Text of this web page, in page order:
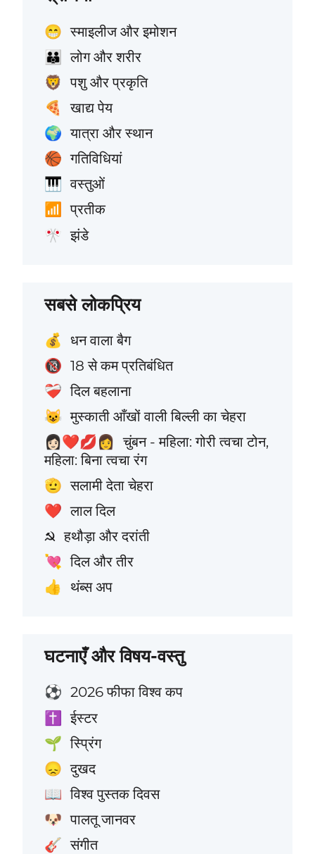
😁 स्माइलीज और इमोशन
👪 लोग और शरीर
🦁 पशु और प्रकृति
🍕 खाद्य पेय
🌍 यात्रा और स्थान
🏀 गतिविधियां
🎹 वस्तुओं
📶 प्रतीक
🎌 झंडे
सबसे लोकप्रिय
💰 धन वाला बैग
🔞 18 से कम प्रतिबंधित
❤️‍🩹 दिल बहलाना
😺 मुस्काती आँखों वाली बिल्ली का चेहरा
👩🏻‍❤️‍💋‍👩 चुंबन - महिला: गोरी त्वचा टोन,
महिला: बिना त्वचा रंग
🫡 सलामी देता चेहरा
❤️ लाल दिल
☭ हथौड़ा और दरांती
💘 दिल और तीर
👍 थंब्स अप
घटनाएँ और विषय-वस्तु
⚽ 2026 फीफा विश्व कप
✝️ ईस्टर
🌱 स्प्रिंग
😞 दुखद
📖 विश्व पुस्तक दिवस
🐶 पालतू जानवर
🎸 संगीत